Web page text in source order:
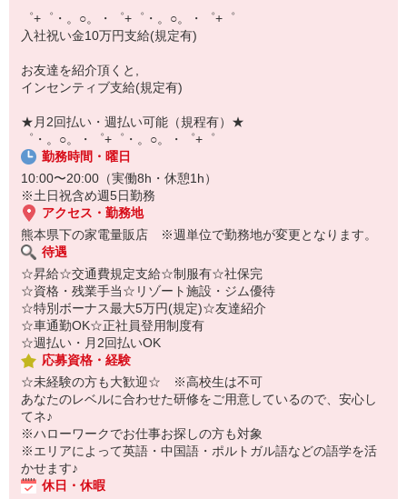
上場/優良/大手企業など
【スマホ面接実施中】
￣￣￣￣￣￣￣￣￣
自宅に居ながらスマホでカンタン面接OK！
オンライン面談なのでスピード対応。
即日登録もOK♪
気になった方はお気軽にご相談ください！
゜+゜・。○。・゜+゜・。○。・゜+゜
入社祝い金10万円支給(規定有)
お友達を紹介頂くと,
インセンティブ支給(規定有)
★月2回払い・週払い可能（規程有）★
゜・。○。・゜+゜・。○。・゜+゜
勤務時間・曜日
10:00〜20:00（実働8h・休憩1h）
※土日祝含め週5日勤務
アクセス・勤務地
熊本県下の家電量販店 ※週単位で勤務地が変更となります。
待遇
☆昇給☆交通費規定支給☆制服有☆社保完
☆資格・残業手当☆リゾート施設・ジム優待
☆特別ボーナス最大5万円(規定)☆友達紹介
☆車通勤OK☆正社員登用制度有
☆週払い・月2回払いOK
応募資格・経験
☆未経験の方も大歓迎☆ ※高校生は不可
あなたのレベルに合わせた研修をご用意しているので、安心し
てネ♪
※ハローワークでお仕事お探しの方も対象
※エリアによって英語・中国語・ポルトガル語などの語学を活
かせます♪
休日・休暇